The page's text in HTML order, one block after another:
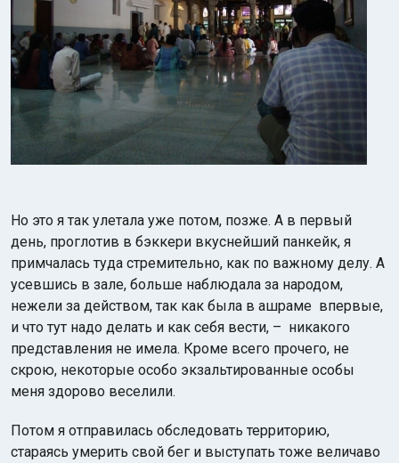
Но это я так улетала уже потом, позже. А в первый
день, проглотив в бэккери вкуснейший панкейк, я
примчалась туда стремительно, как по важному делу. А
усевшись в зале, больше наблюдала за народом,
нежели за действом, так как была в ашраме впервые,
и что тут надо делать и как себя вести, – никакого
представления не имела. Кроме всего прочего, не
скрою, некоторые особо экзальтированные особы
меня здорово веселили.
Потом я отправилась обследовать территорию,
стараясь умерить свой бег и выступать тоже величаво